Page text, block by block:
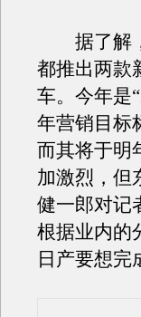
据了解，
都推出两款
车。今年是
年营销目标
而其将于明
加激烈，但
健一郎对记
根据业内的
日产要想完